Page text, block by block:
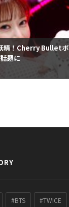
精！Cherry Bulletボ
題に
#BTS #TWICE